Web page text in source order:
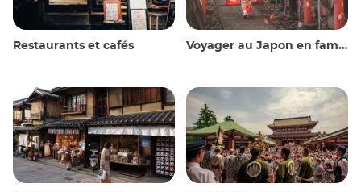
Restaurants et cafés Voyager au Japon en famille